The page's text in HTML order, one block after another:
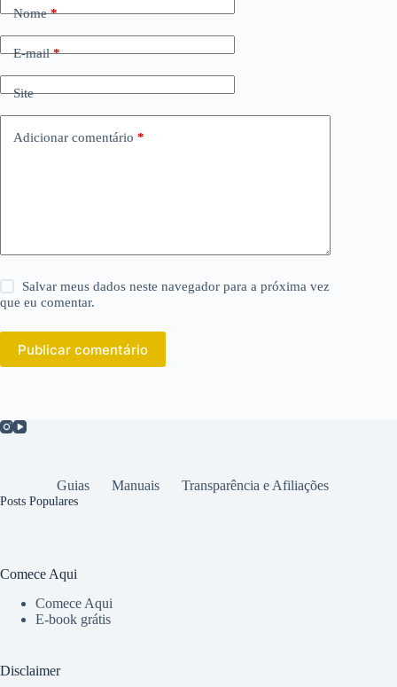
Nome*
E-mail*
Site
Adicionar comentário *
Salvar meus dados neste navegador para a próxima vez
que eu comentar.
Publicar comentário
Guias Manuais Transparência e Afiliações
Posts Populares
Comece Aqui
Comece Aqui
E-book grátis
Disclaimer